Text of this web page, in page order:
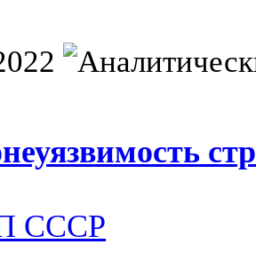
СССР